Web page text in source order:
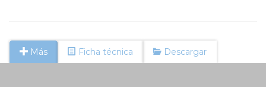
Más Ficha técnica Descargar